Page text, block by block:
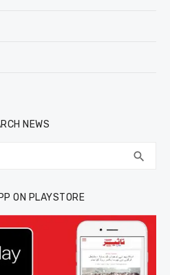
NEWS
search
ON PLAYSTORE